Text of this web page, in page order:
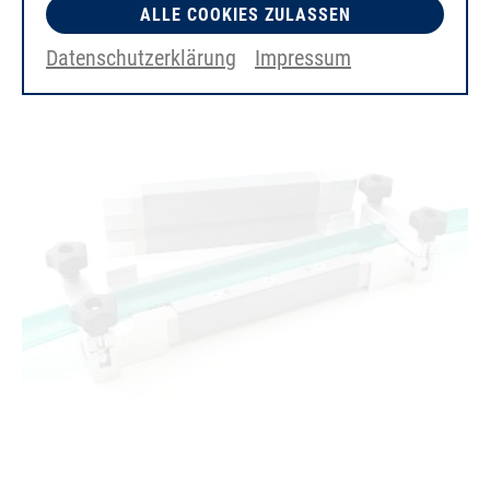
ALLE COOKIES ZULASSEN
Datenschutzerklärung Impressum